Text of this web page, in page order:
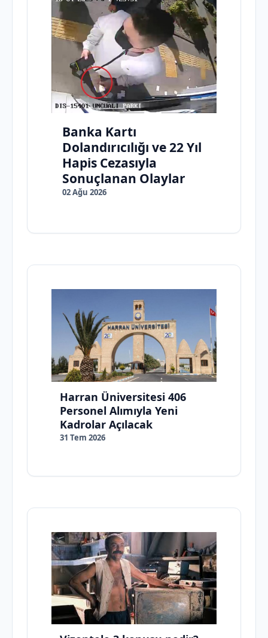
Banka Kartı
Dolandırıcılığı ve 22 Yıl
Hapis Cezasıyla
Sonuçlanan Olaylar
02 Ağu 2026
Harran Üniversitesi 406
Personel Alımıyla Yeni
Kadrolar Açılacak
31 Tem 2026